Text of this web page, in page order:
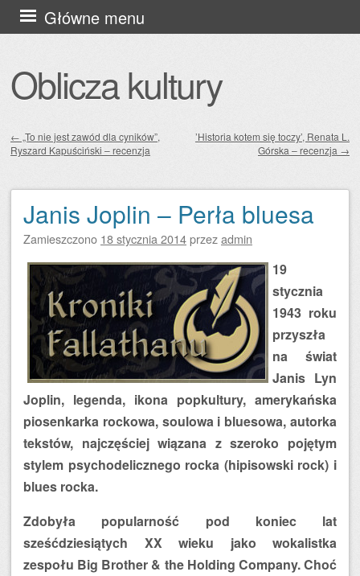
Oblicza kultury
Główne menu
Przejdź
do
Zobacz wpisy
← „To nie jest zawód dla cyników”,
Ryszard Kapuściński – recenzja
’Historia kotem się toczy’, Renata L.
Górska – recenzja →
Janis Joplin – Perła bluesa
Zamieszczono 18 stycznia 2014przezadmin
19
stycznia
1943 roku
przyszła
na świat
Janis Lyn
Joplin, legenda, ikona popkultury, amerykańska
piosenkarka rockowa, soulowa i bluesowa, autorka
tekstów, najczęściej wiązana z szeroko pojętym
stylem psychodelicznego rocka (hipisowski rock) i
blues rocka.
Zdobyła popularność pod koniec lat
sześćdziesiątych XX wieku jako wokalistka
zespołu Big Brother & the Holding Company. Choć